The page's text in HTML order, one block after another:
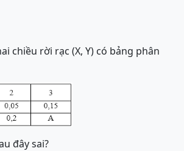
chiều rời rạc (X, Y) có bảng phân
đây sai?